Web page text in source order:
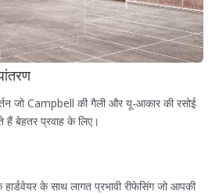
जो Campbell की गैली और यू-आकार की रसोई
हैं बेहतर प्रवाह के लिए।
के साथ लागत प्रभावी रीफेसिंग जो आपकी